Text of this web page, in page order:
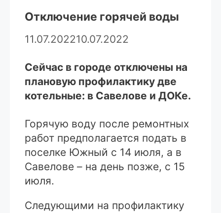
Отключение горячей воды
11.07.202210.07.2022
Сейчас в городе отключены на
плановую профилактику две
котельные: в Савелове и ДОКе.
Горячую воду после ремонтных
работ предполагается подать в
поселке Южный с 14 июля, а в
Савелове – на день позже, с 15
июля.
Следующими на профилактику